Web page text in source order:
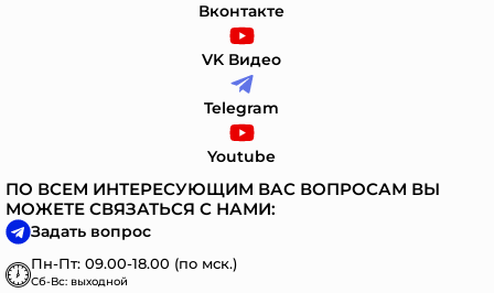
Вконтакте
VK Видео
Telegram
Youtube
ПО ВСЕМ ИНТЕРЕСУЮЩИМ ВАС ВОПРОСАМ ВЫ
МОЖЕТЕ СВЯЗАТЬСЯ С НАМИ:
Задать вопрос
Пн-Пт: 09.00-18.00 (по мск.)
Сб-Вс: выходной